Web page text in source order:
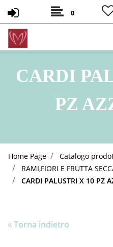
0
CARDI
PZ
Home Page Catalogo
RAMI,FIORI E FRUTTA
CARDI PALUSTRI X 10 PZ
Torna indietro